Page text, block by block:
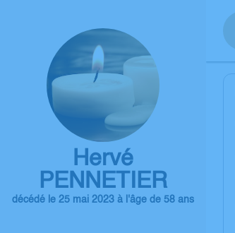
Hervé
PENNETIER
décédé le 25 mai 2023 à l'âge de 58 ans